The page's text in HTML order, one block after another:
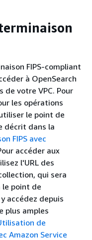
FIPS-compliant
à OpenSearch
de votre VPC. Pour
les opérations
le point de
décrit dans la
FIPS avec
accéder aux
l'URL des
qui sera
point de
accédez depuis
plus amples
de
Amazon Service